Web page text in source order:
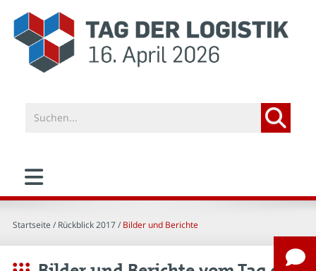
Startseite / Rückblick 2017 / Bilder und Berichte